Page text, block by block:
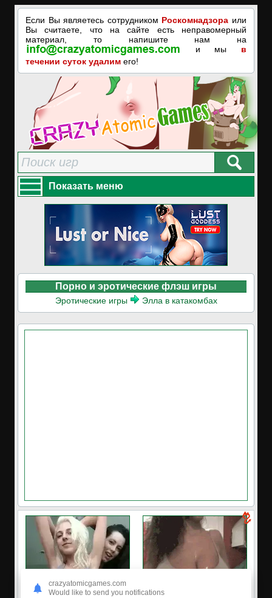
Если Вы являетесь сотрудником Роскомнадзора или
Вы считаете, что на сайте есть неправомерный
материал, то напишите нам на
и мы в
течении суток удалим его!
Показать меню
Порно и эротические флэш игры
Эротические игры Элла в катакомбах
crazyatomicgames.com
Would like to send you notifications